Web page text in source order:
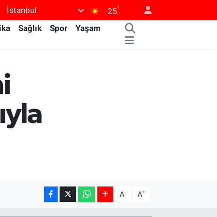
İstanbul 25°
Sağlık Spor
Yaşam
A- A+